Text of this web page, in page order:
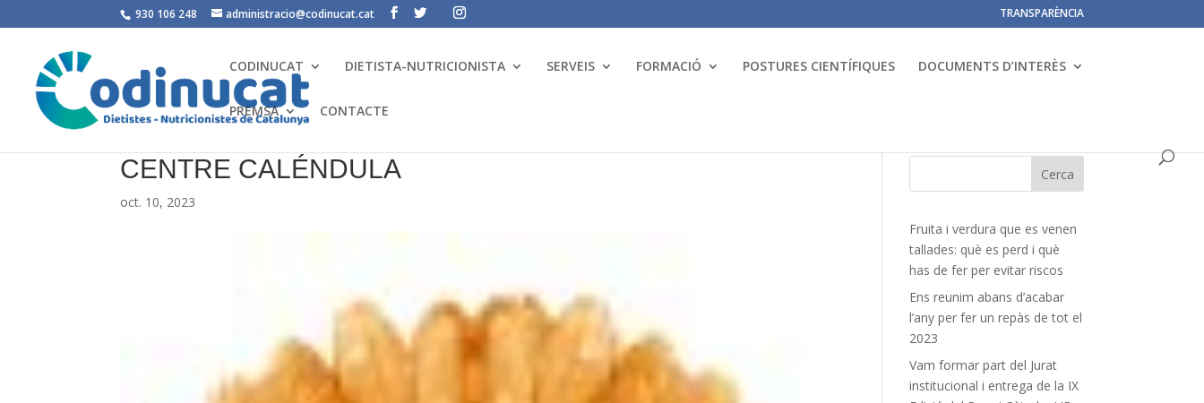
930 106 248 administracio@codinucat.cat TRANSPARÈNCIA
CODINUCAT DIETISTA-NUTRICIONISTA SERVEIS FORMACIÓ POSTURES CIENTÍFIQUES DOCUMENTS D’INTERÈS
PREMSA CONTACTE
CENTRE CALÉNDULA
oct. 10, 2023
Fruita i verdura que es venen
tallades: què es perd i què
has de fer per evitar riscos
Ens reunim abans d’acabar
l’any per fer un repàs de tot el
2023
Vam formar part del Jurat
institucional i entrega de la IX